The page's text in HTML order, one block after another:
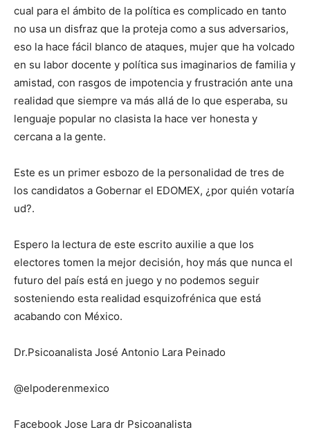
cual para el ámbito de la política es complicado en tanto
no usa un disfraz que la proteja como a sus adversarios,
eso la hace fácil blanco de ataques, mujer que ha volcado
en su labor docente y política sus imaginarios de familia y
amistad, con rasgos de impotencia y frustración ante una
realidad que siempre va más allá de lo que esperaba, su
lenguaje popular no clasista la hace ver honesta y
cercana a la gente.
Este es un primer esbozo de la personalidad de tres de
los candidatos a Gobernar el EDOMEX, ¿por quién votaría
ud?.
Espero la lectura de este escrito auxilie a que los
electores tomen la mejor decisión, hoy más que nunca el
futuro del país está en juego y no podemos seguir
sosteniendo esta realidad esquizofrénica que está
acabando con México.
Dr.Psicoanalista José Antonio Lara Peinado
@elpoderenmexico
Facebook Jose Lara dr Psicoanalista